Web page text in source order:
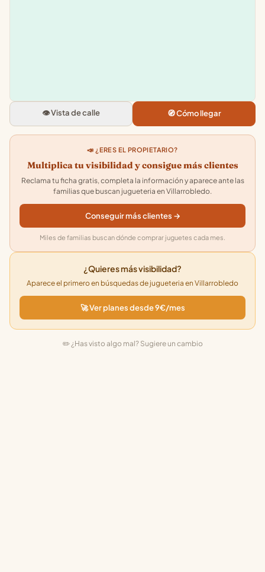
C. de Dos de Mayo, 63, 02600
Villarrobledo, Albacete
4.6 · 106
👁️ Vista de calle 🧭 Cómo llegar
📣 ¿ERES EL PROPIETARIO?
Multiplica tu visibilidad y consigue más clientes
Reclama tu ficha gratis, completa la información y aparece ante las
familias que buscan jugueteria en Villarrobledo.
Conseguir más clientes →
Miles de familias buscan dónde comprar juguetes cada mes.
¿Quieres más visibilidad?
Aparece el primero en búsquedas de jugueteria en Villarrobledo
🚀 Ver planes desde 9€/mes
✏️ ¿Has visto algo mal? Sugiere un cambio